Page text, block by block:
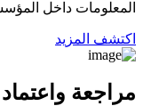
المعلومات داخل
اكتشف المزيد
مراجعة واعتماد